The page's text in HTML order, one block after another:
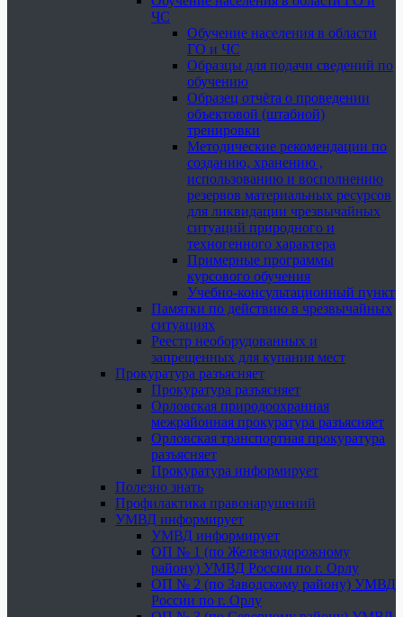
ЧС
Обучение населения в области
ГО и ЧС
Образцы для подачи сведений по
обучению
Образец отчёта о проведении
объектовой (штабной)
тренировки
Методические рекомендации по
созданию, хранению ,
использованию и восполнению
резервов материальных ресурсов
для ликвидации чрезвычайных
ситуаций природного и
техногенного характера
Примерные программы
курсового обучения
Учебно-консультационный пункт
Памятки по действию в чрезвычайных
ситуациях
Реестр необорудованных и
запрещенных для купания мест
Прокуратура разъясняет
Прокуратура разъясняет
Орловская природоохранная
межрайонная прокуратура разъясняет
Орловская транспортная прокуратура
разъясняет
Прокуратура информирует
Полезно знать
Профилактика правонарушений
УМВД информирует
УМВД информирует
ОП № 1 (по Железнодорожному
району) УМВД России по г. Орлу
ОП № 2 (по Заводскому району) УМВД
России по г. Орлу